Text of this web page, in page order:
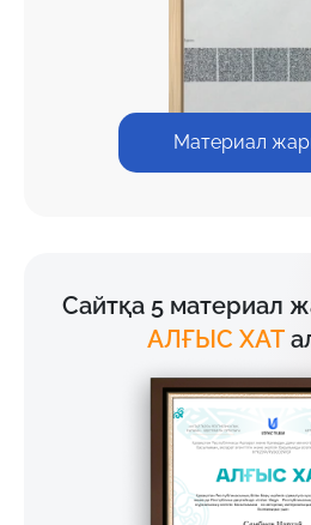
Материал
Сайтқа 5 материал
АЛҒЫС ХАТ